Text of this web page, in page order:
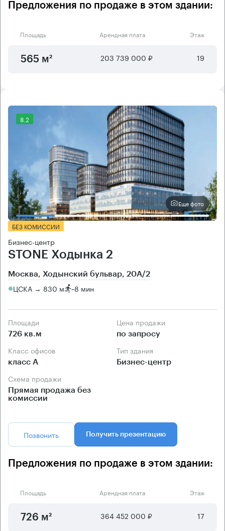
Предложения по продаже в этом здании:
Площадь Арендная плата Этаж
565 м² 203 739 000 ₽ 19
8.2
Еще фото
БЕЗ КОМИССИИ
Бизнес-центр
STONE Ходынка 2
Москва, Ходынский бульвар, 20А/2
ЦСКА → 830 м ~8 мин
Площади
726 кв.м
Цена продажи
по запросу
Класс офисов
класс А
Тип здания
Бизнес-центр
Схема продажи
Прямая продажа без
комиссии
Позвонить Получить презентацию
Предложения по продаже в этом здании:
Площадь Арендная плата Этаж
726 м² 364 452 000 ₽ 17